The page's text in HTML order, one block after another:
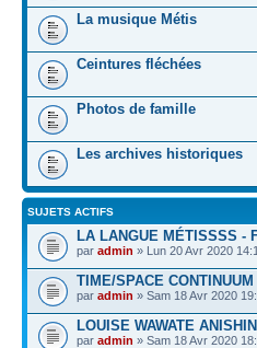
La musique Métis
Ceintures fléchées
Photos de famille
Les archives historiques
SUJETS ACTIFS
LA LANGUE MÉTISSSS -
par admin » Lun 20 Avr 2020
TIME/SPACE
par admin » Sam 18 Avr 2020
LOUISE WAWATE
par admin » Sam 18 Avr 2020